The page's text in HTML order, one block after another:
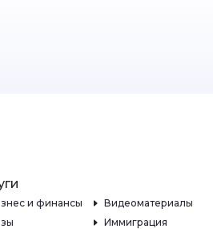
и финансы
Видеоматериалы
Иммиграция